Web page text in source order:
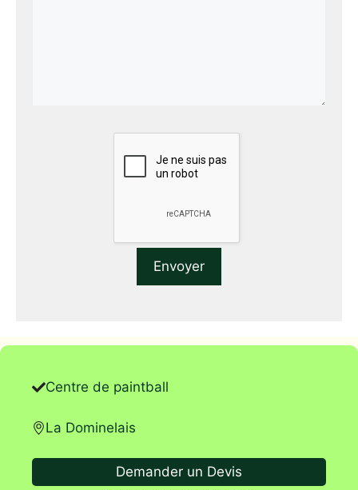
Centre de paintball
La Dominelais
Demander un Devis